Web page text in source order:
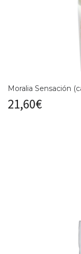
Moralia Sensación
21,60€